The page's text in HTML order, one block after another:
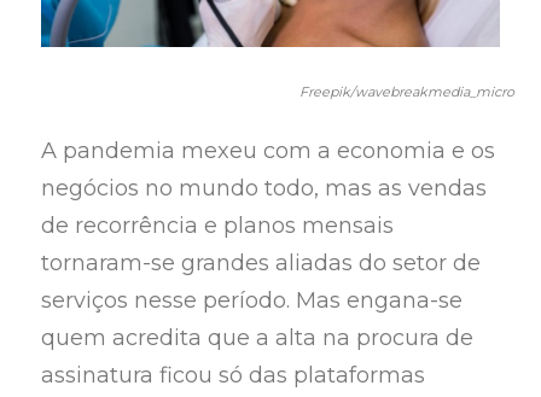
Freepik/wavebreakmedia_micro
A pandemia mexeu com a economia e os
negócios no mundo todo, mas as vendas
de recorrência e planos mensais
tornaram-se grandes aliadas do setor de
serviços nesse período. Mas engana-se
quem acredita que a alta na procura de
assinatura ficou só das plataformas